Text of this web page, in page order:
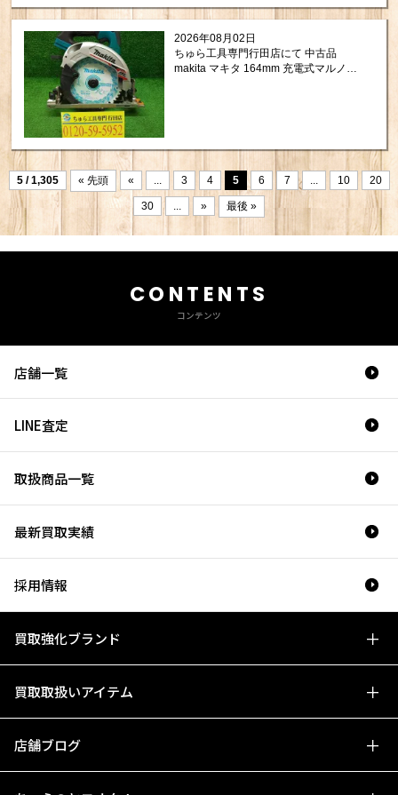
2026年08月02日
ちゅら工具専門行田店にて 中古品
makita マキタ 164mm 充電式マルノコ
5 / 1,305 « 先頭 « 3 4 5 6 7 10 20
30 » 最後 »
CONTENTS
コンテンツ
店舗一覧
LINE査定
取扱商品一覧
最新買取実績
採用情報
買取強化ブランド
買取取扱いアイテム
店舗ブログ